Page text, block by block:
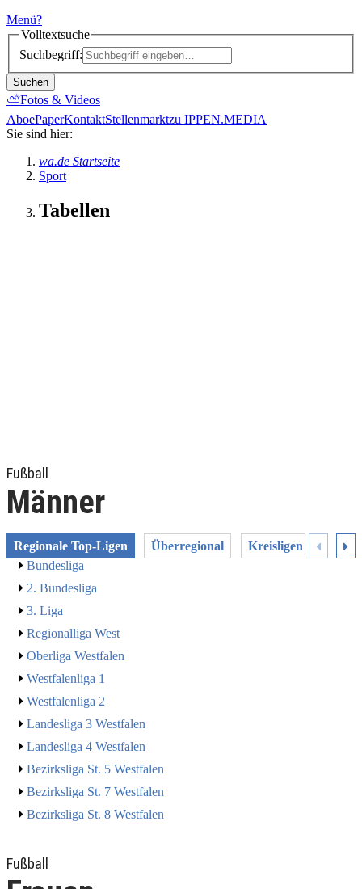
Menü?
Volltextsuche
Suchbegriff:
Suchen
⛅Fotos & Videos
AboePaperKontaktStellenmarktzu IPPEN.MEDIA
Sie sind hier:
wa.de Startseite
Sport
Tabellen
Fußball
Männer
Regionale Top-Ligen Überregional Kreisligen Pokal
Bundesliga
2. Bundesliga
3. Liga
Regionalliga West
Oberliga Westfalen
Westfalenliga 1
Westfalenliga 2
Landesliga 3 Westfalen
Landesliga 4 Westfalen
Bezirksliga St. 5 Westfalen
Bezirksliga St. 7 Westfalen
Bezirksliga St. 8 Westfalen
Fußball